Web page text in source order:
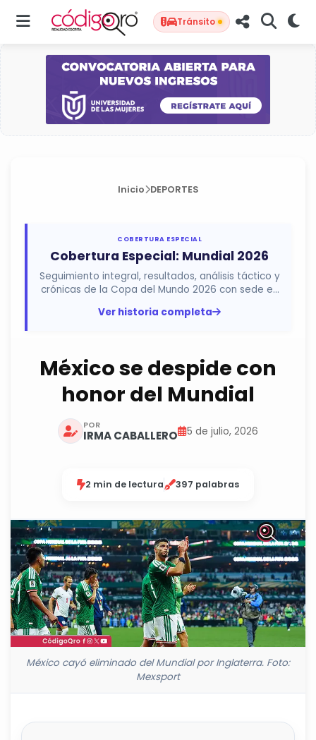
Tránsito
Inicio DEPORTES
COBERTURA ESPECIAL
Cobertura Especial: Mundial 2026
Seguimiento integral, resultados, análisis táctico y
crónicas de la Copa del Mundo 2026 con sede en
Ver historia completa
México se despide con
honor del Mundial
POR
IRMA CABALLERO 5 de julio, 2026
2 min de lectura 397 palabras
México cayó eliminado del Mundial por Inglaterra. Foto:
Mexsport